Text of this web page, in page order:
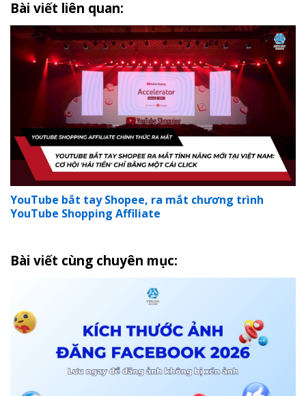
Bài viết liên quan:
YouTube bắt tay Shopee, ra mắt chương trình
YouTube Shopping Affiliate
Bài viết cùng chuyên mục: